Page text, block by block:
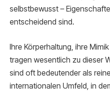
selbstbewusst –
entscheidend sind.
Ihre Körperhaltung, ihre
tragen wesentlich zu dieser
sind oft bedeutender als
internationalen Umfeld, in